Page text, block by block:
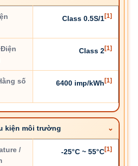
Class 0.5S/1[1]
Class 2[1]
số
6400 imp/kWh [1]
kiện môi trường
/
-25°C ~ 55°C[1]